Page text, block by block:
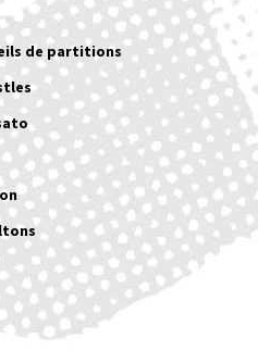
de partitions